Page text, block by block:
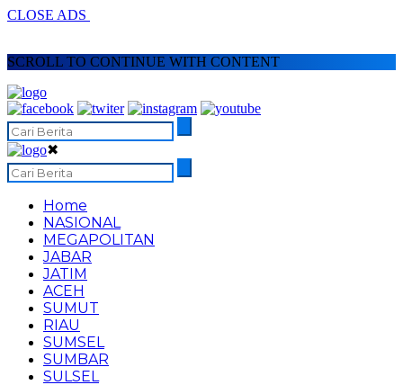
CLOSE ADS
SCROLL TO CONTINUE WITH CONTENT
✖
Home
NASIONAL
MEGAPOLITAN
JABAR
JATIM
ACEH
SUMUT
RIAU
SUMSEL
SUMBAR
SULSEL